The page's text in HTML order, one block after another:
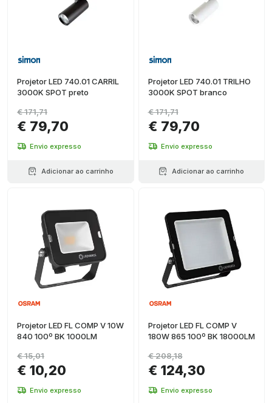
Projetor LED 740.01 CARRIL
3000K SPOT preto
€ 79,70
€ 171,71
Envio expresso
Adicionar ao carrinho
Projetor LED 740.01 TRILHO
3000K SPOT branco
€ 79,70
€ 171,71
Envio expresso
Adicionar ao carrinho
Projetor LED FL COMP V 10W
840 100º BK 1000LM
€ 10,20
€ 15,01
Envio expresso
Projetor LED FL COMP V
180W 865 100º BK 18000LM
€ 124,30
€ 208,18
Envio expresso